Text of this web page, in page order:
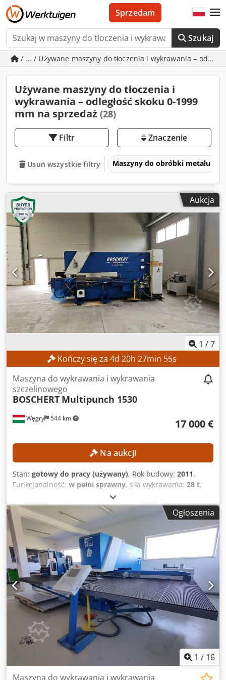
Szukaj
Sprzedam
/ ... / Używane maszyny do tłoczenia i wykrawania –
Używane maszyny do tłoczenia i
wykrawania – odległość skoku 0-1999
mm na sprzedaż (28)
Filtr Znaczenie
Usuń wszystkie filtry Maszyny do obróbki metalu i
Aukcja
1 /7
Kończy się za 4d 20h 27min 53s
Węgry 544 km
Maszyna do wykrawania i wykrawania
szczelinowego
BOSCHERT Multipunch 1530
17 000 €
Na aukcji
Stan: gotowy do pracy (używany), Rok budowy: 2011,
Funkcjonalność: w pełni sprawny, siła wykrawania: 28 t,
waga przedmiotu obrabianego (maks.):
robocza:3 080 mm, długość robocza:1 560 mm,
Wymieniono następujące elementy maszyny: System
pneumatyczny Festo Nowy system sterowania Labod
Wymiana łożysk osi Y DANE TECHNICZNE Obszar roboczy:
1560 × 3080 mm Długość blachy przy możliwości
przesuwania: maks. 9999 mm Dedpfxezl Sraj Ai Isck
Hydrauliczna siła wykrawania: maks. 280 kN Masa
obrabianego elementu: maks. 200 kg Prędkość
pozycjonowania osi X: maks. 60 m/min Prędkość
pozycjonowania osi Y: maks. 60 m/min Jednoczesna
prędkość pozycjonowania osi X i Y: maks. 85 m/min Liczba
cykli przy standardowej hydraulice: maks. 250 cykli/min
Liczba cykli przy szybkiej hydraulice: maks. 800 cykli/min
Uwaga: Maszyna jest już zdemontowana.
Ogłoszenia
1 / 16
Maszyna do wykrawania i wykrawania